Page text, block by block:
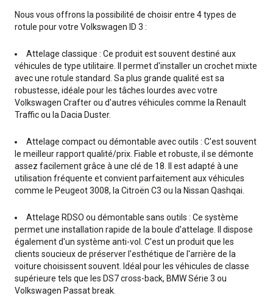
Nous vous offrons la possibilité de choisir entre 4 types de
rotule pour votre Volkswagen ID 3 :
Attelage classique : Ce produit est souvent destiné aux
véhicules de type utilitaire. Il permet d'installer un crochet mixte
avec une rotule standard. Sa plus grande qualité est sa
robustesse, idéale pour les tâches lourdes avec votre
Volkswagen Crafter ou d'autres véhicules comme la Renault
Traffic ou la Dacia Duster.
Attelage compact ou démontable avec outils : C'est souvent
le meilleur rapport qualité/prix. Fiable et robuste, il se démonte
assez facilement grâce à une clé de 18. Il est adapté à une
utilisation fréquente et convient parfaitement aux véhicules
comme le Peugeot 3008, la Citroën C3 ou la Nissan Qashqai.
Attelage RDSO ou démontable sans outils : Ce système
permet une installation rapide de la boule d'attelage. Il dispose
également d'un système anti-vol. C'est un produit que les
clients soucieux de préserver l'esthétique de l'arrière de la
voiture choisissent souvent. Idéal pour les véhicules de classe
supérieure tels que les DS7 cross-back, BMW Série 3 ou
Volkswagen Passat break.